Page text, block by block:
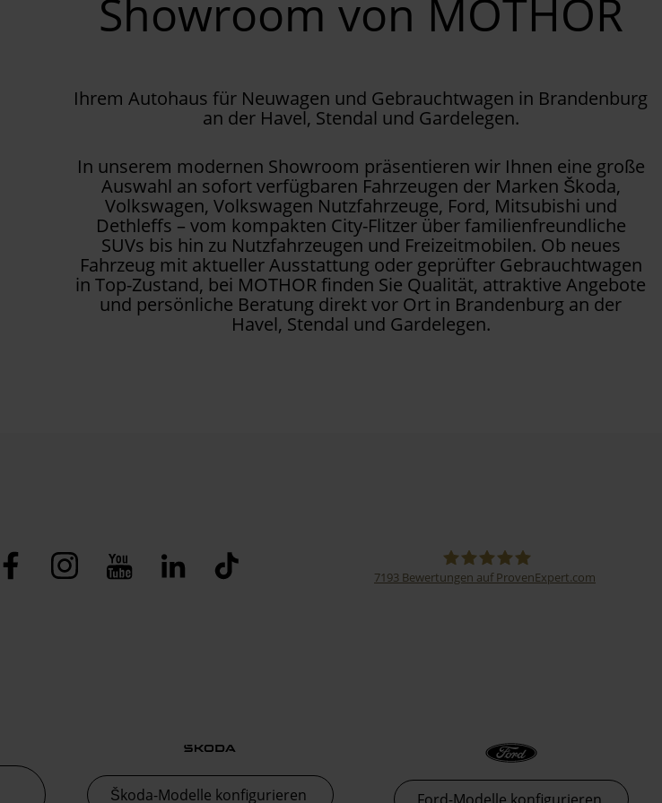
Showroom von MOTHOR
Ihrem Autohaus für Neuwagen und Gebrauchtwagen in Brandenburg
an der Havel, Stendal und Gardelegen.
In unserem modernen Showroom präsentieren wir Ihnen eine große
Auswahl an sofort verfügbaren Fahrzeugen der Marken Škoda,
Volkswagen, Volkswagen Nutzfahrzeuge, Ford, Mitsubishi und
Dethleffs – vom kompakten City-Flitzer über familienfreundliche
SUVs bis hin zu Nutzfahrzeugen und Freizeitmobilen. Ob neues
Fahrzeug mit aktueller Ausstattung oder geprüfter Gebrauchtwagen
in Top-Zustand, bei MOTHOR finden Sie Qualität, attraktive Angebote
und persönliche Beratung direkt vor Ort in Brandenburg an der
Havel, Stendal und Gardelegen.
7193 Bewertungen auf ProvenExpert.com
Škoda-Modelle konfigurieren